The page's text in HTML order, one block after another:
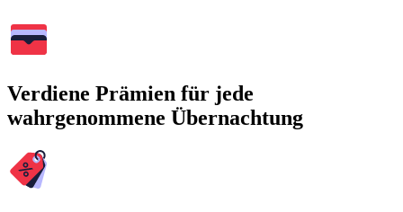
Verdiene Prämien für jede
wahrgenommene Übernachtung